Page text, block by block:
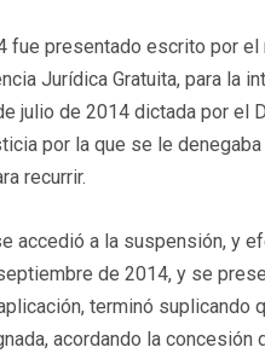
fue presentado escrito por
Jurídica Gratuita, para la
julio de 2014 dictada por el
por la que se le
recurrir.
accedió a la suspensión, y
de 2014, y se
terminó suplicando
acordando la concesión